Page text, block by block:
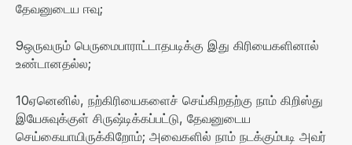
தேவனுடைய ஈவு;
9ஒருவரும் பெருமைபாராட்டாதபடிக்கு இது கிரியைகளினால்
உண்டானதல்ல;
10ஏனெனில், நற்கிரியைகளைச் செய்கிறதற்கு நாம் கிறிஸ்து
இயேசுவுக்குள் சிருஷ்டிக்கப்பட்டு, தேவனுடைய
செய்கையாயிருக்கிறோம்; அவைகளில் நாம் நடக்கும்படி அவர்